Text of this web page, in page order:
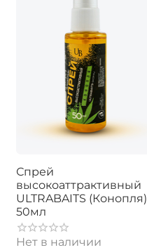
Спрей
высокоаттрактивный
ULTRABAITS (Конопля)
50мл
Нет в наличии